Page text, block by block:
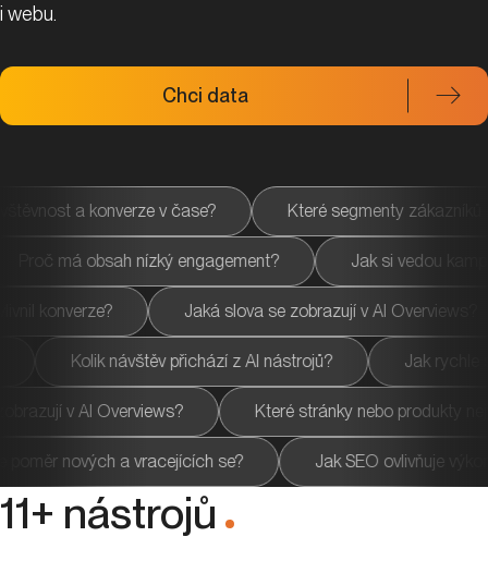
i webu.
Chci data
čase? Které segmenty zákazníků nejlépe konvertují?
z AI nástrojů? Proč má obsah nízký engagement?
Jaká slova se zobrazují v AI Overviews? Jaký vliv
leadů a nákupů? Kolik návštěv přichází z AI
Které stránky nebo produkty nejvíc vydělávají?
Jaký je poměr nových a vracejících se?
11+ nástrojů
.